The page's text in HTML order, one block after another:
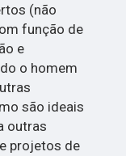
(não
função de
e
o homem
são ideais
outras
projetos de